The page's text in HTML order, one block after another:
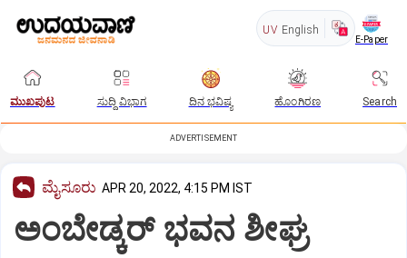
UV English
E-Paper
ಮುಖಪುಟ ಸುದ್ದಿ ವಿಭಾಗ ದಿನ ಭವಿಷ್ಯ ಹೊಂಗಿರಣ Search
ADVERTISEMENT
ಮೈಸೂರು APR 20, 2022, 4:15 PM IST
ಅಂಬೇಡ್ಕರ್‌ ಭವನ ಶೀಘ್ರ